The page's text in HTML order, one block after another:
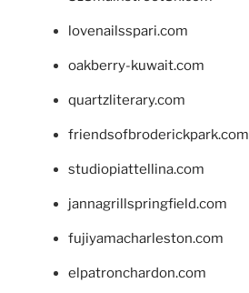
lovenailsspari.com
oakberry-kuwait.com
quartzliterary.com
friendsofbroderickpark.com
studiopiattellina.com
jannagrillspringfield.com
fujiyamacharleston.com
elpatronchardon.com